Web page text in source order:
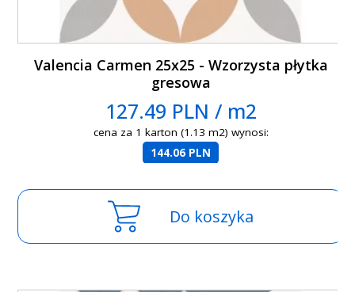
Valencia Carmen 25x25 - Wzorzysta płytka
gresowa
127.49 PLN / m2
cena za 1 karton (1.13 m2) wynosi:
144.06 PLN
Do koszyka